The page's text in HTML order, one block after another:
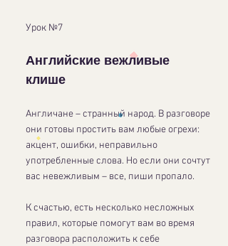
Урок №7
Английские вежливые
клише
Англичане – странный народ. В разговоре
они готовы простить вам любые огрехи:
акцент, ошибки, неправильно
употребленные слова. Но если они сочтут
вас невежливым – все, пиши пропало.
К счастью, есть несколько несложных
правил, которые помогут вам во время
разговора расположить к себе